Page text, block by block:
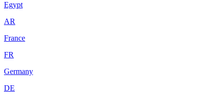
Egypt
AR
France
FR
Germany
DE